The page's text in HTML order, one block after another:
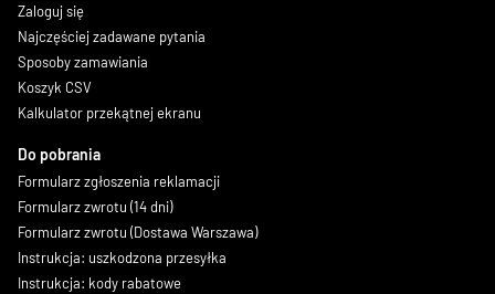
Zaloguj się
Najczęściej zadawane pytania
Sposoby zamawiania
Koszyk CSV
Kalkulator przekątnej ekranu
Do pobrania
Formularz zgłoszenia reklamacji
Formularz zwrotu (14 dni)
Formularz zwrotu (Dostawa Warszawa)
Instrukcja: uszkodzona przesyłka
Instrukcja: kody rabatowe